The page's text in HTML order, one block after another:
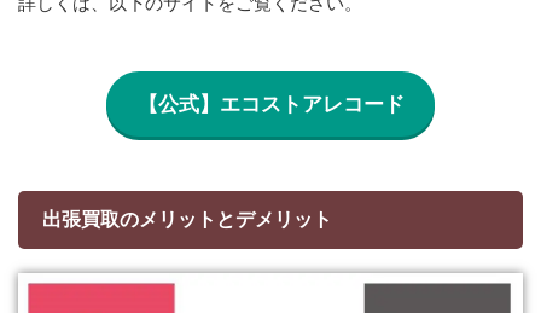
【公式】エコストアレコード
出張買取のメリットとデメリット